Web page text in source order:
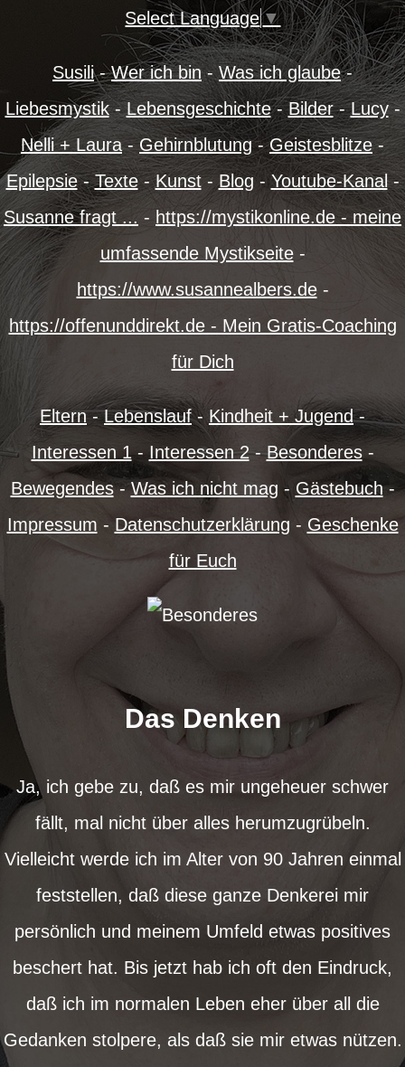
Select Language▼
Susili-Wer ich bin-Was ich glaube-
Liebesmystik- Lebensgeschichte-Bilder-Lucy-
Nelli + Laura-Gehirnblutung-Geistesblitze-
Epilepsie-Texte-Kunst-Blog - Youtube-Kanal-
Susanne fragt ... - https://mystikonline.de - meine
umfassende Mystikseite-
https://www.susannealbers.de-
https://offenunddirekt.de - Mein Gratis-Coaching
für Dich
Eltern-Lebenslauf- Kindheit + Jugend-
Interessen 1- Interessen 2-Besonderes-
Bewegendes-Was ich nicht mag - Gästebuch-
Impressum - Datenschutzerklärung - Geschenke
für Euch
Das Denken
Ja, ich gebe zu, daß es mir ungeheuer schwer
fällt, mal nicht über alles herumzugrübeln.
Vielleicht werde ich im Alter von 90 Jahren einmal
feststellen, daß diese ganze Denkerei mir
persönlich und meinem Umfeld etwas positives
beschert hat. Bis jetzt hab ich oft den Eindruck,
daß ich im normalen Leben eher über all die
Gedanken stolpere, als daß sie mir etwas nützen.